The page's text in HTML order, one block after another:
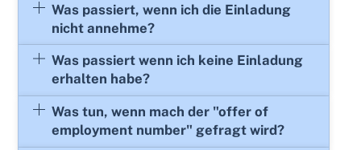
Was passiert, wenn ich die Einladung
nicht annehme?
Was passiert wenn ich keine Einladung
erhalten habe?
Was tun, wenn mach der "offer of
employment number" gefragt wird?